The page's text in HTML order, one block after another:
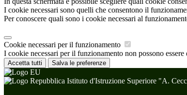
I cookie necessari sono quelli che consentono il
Per conoscere quali sono i cookie necessari al
Cookie necessari per il funzionamento
I cookie necessari per il funzionamento non possono
Accetta tutti Salva le preferenze
Istituto d'Istruzione Superiore "A.